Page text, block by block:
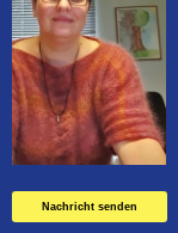
Nachricht senden